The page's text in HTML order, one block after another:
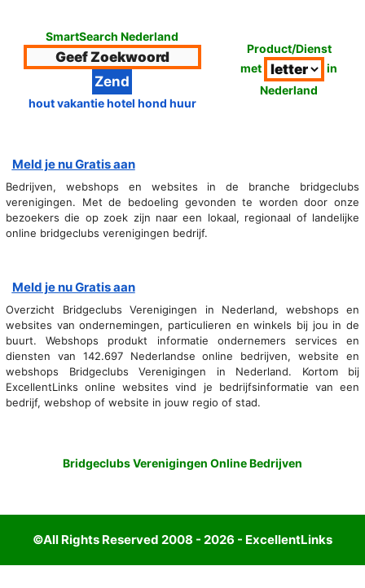
SmartSearch Nederland
hout vakantie hotel hond huur
Product/Dienst
met
in
Nederland
Meld je nu Gratis aan
Bedrijven, webshops en websites in de branche bridgeclubs
verenigingen. Met de bedoeling gevonden te worden door onze
bezoekers die op zoek zijn naar een lokaal, regionaal of landelijke
online bridgeclubs verenigingen bedrijf.
Meld je nu Gratis aan
Overzicht Bridgeclubs Verenigingen in Nederland, webshops en
websites van ondernemingen, particulieren en winkels bij jou in de
buurt. Webshops produkt informatie ondernemers services en
diensten van 142.697 Nederlandse online bedrijven, website en
webshops Bridgeclubs Verenigingen in Nederland. Kortom bij
ExcellentLinks online websites vind je bedrijfsinformatie van een
bedrijf, webshop of website in jouw regio of stad.
Bridgeclubs Verenigingen Online Bedrijven
©All Rights Reserved 2008 - 2026 - ExcellentLinks